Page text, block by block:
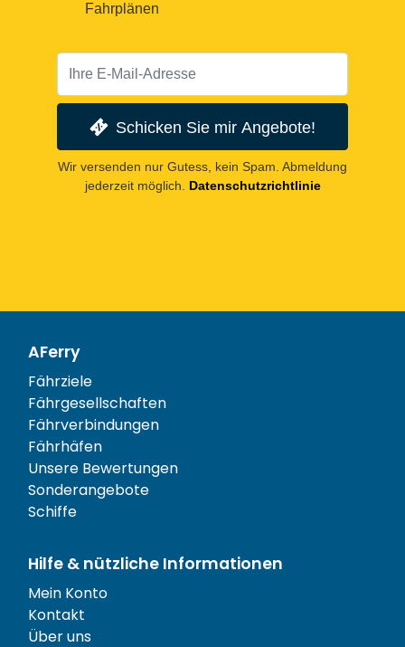
Fahrplänen
Schicken Sie mir Angebote!
Wir versenden nur Gutess, kein Spam. Abmeldung
jederzeit möglich.
Datenschutzrichtlinie
AFerry
Fährziele
Fährgesellschaften
Fährverbindungen
Fährhäfen
Unsere Bewertungen
Sonderangebote
Schiffe
Hilfe & nützliche Informationen
Mein Konto
Kontakt
Über uns